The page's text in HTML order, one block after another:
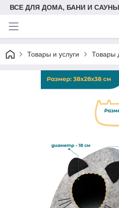
ВСЕ ДЛЯ ДОМА, БАНИ И САУНЫ
Товары и услуги Товары